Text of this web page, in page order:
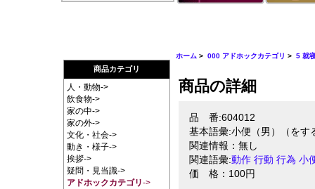
商品カテゴリ
人・動物->
飲食物->
家の中->
家の外->
文化・社会->
動き・様子->
挨拶->
疑問・見当識->
アドホックカテゴリ->
ホーム >000 アドホックカテゴリ >5 就
商品の詳細
品 番:604012
基本語彙:小便（男）（をす
関連情報：無し
関連語彙:動作 行動 行為 小
価 格：100円